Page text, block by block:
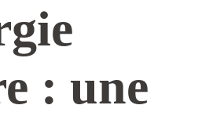
: une